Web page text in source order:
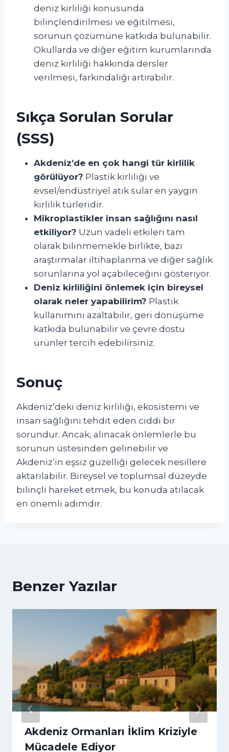
deniz kirliliği konusunda
bilinçlendirilmesi ve eğitilmesi,
sorunun çözümüne katkıda bulunabilir.
Okullarda ve diğer eğitim kurumlarında
deniz kirliliği hakkında dersler
verilmesi, farkındalığı artırabilir.
Sıkça Sorulan Sorular
(SSS)
Akdeniz’de en çok hangi tür kirlilik
görülüyor? Plastik kirliliği ve
evsel/endüstriyel atık sular en yaygın
kirlilik türleridir.
Mikroplastikler insan sağlığını nasıl
etkiliyor? Uzun vadeli etkileri tam
olarak bilinmemekle birlikte, bazı
araştırmalar iltihaplanma ve diğer sağlık
sorunlarına yol açabileceğini gösteriyor.
Deniz kirliliğini önlemek için bireysel
olarak neler yapabilirim? Plastik
kullanımını azaltabilir, geri dönüşüme
katkıda bulunabilir ve çevre dostu
ürünler tercih edebilirsiniz.
Sonuç
Akdeniz’deki deniz kirliliği, ekosistemi ve
insan sağlığını tehdit eden ciddi bir
sorundur. Ancak, alınacak önlemlerle bu
sorunun üstesinden gelinebilir ve
Akdeniz’in eşsiz güzelliği gelecek nesillere
aktarılabilir. Bireysel ve toplumsal düzeyde
bilinçli hareket etmek, bu konuda atılacak
en önemli adımdır.
Benzer Yazılar
Akdeniz Ormanları İklim Kriziyle
Mücadele Ediyor